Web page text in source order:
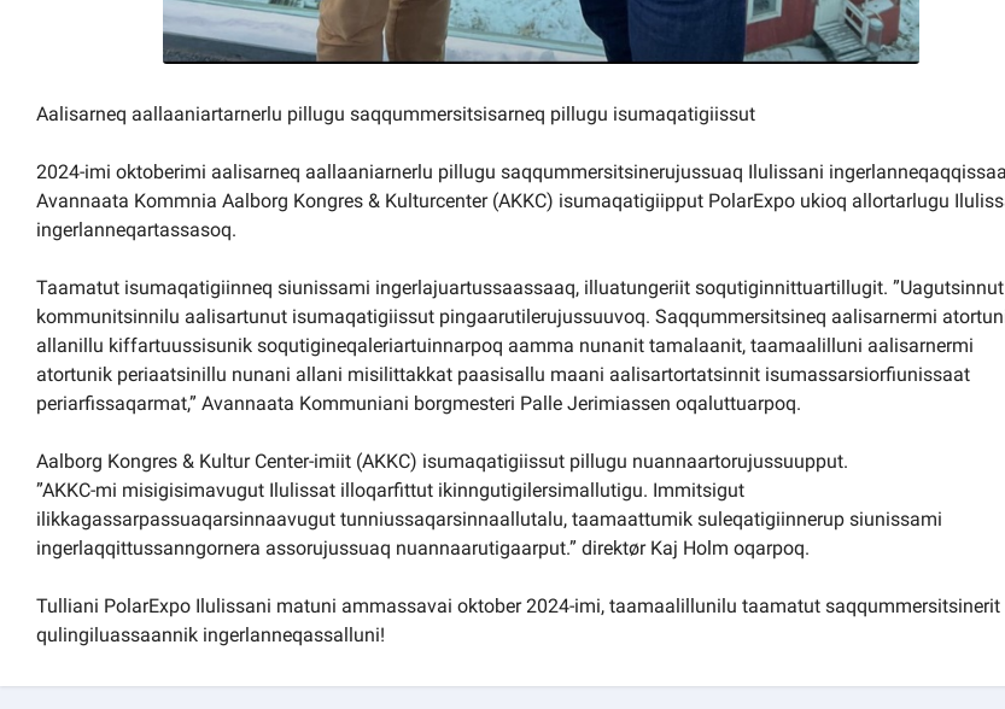
Aalisarneq aallaaniartarnerlu pillugu saqqummersitsisarneq pillugu isumaqatigiissut
2024-imi oktoberimi aalisarneq aallaaniarnerlu pillugu saqqummersitsinerujussuaq Ilulissani
Avannaata Kommnia Aalborg Kongres & Kulturcenter (AKKC) isumaqatigiipput PolarExpo ukioq allortarlugu
ingerlanneqartassasoq.
Taamatut isumaqatigiinneq siunissami ingerlajuartussaassaaq, illuatungeriit soqutiginnittuartillugit. ”Uagutsinnut
kommunitsinnilu aalisartunut isumaqatigiissut pingaarutilerujussuuvoq. Saqqummersitsineq aalisarnermi
allanillu kiffartuussisunik soqutigineqaleriartuinnarpoq aamma nunanit tamalaanit, taamaalilluni aalisarnermi
atortunik periaatsinillu nunani allani misilittakkat paasisallu maani aalisartortatsinnit isumassarsiorfiunissaat
periarfissaqarmat,” Avannaata Kommuniani borgmesteri Palle Jerimiassen oqaluttuarpoq.
Aalborg Kongres & Kultur Center-imiit (AKKC) isumaqatigiissut pillugu nuannaartorujussuupput.
”AKKC-mi misigisimavugut Ilulissat illoqarfittut ikinngutigilersimallutigu. Immitsigut
ilikkagassarpassuaqarsinnaavugut tunniussaqarsinnaallutalu, taamaattumik suleqatigiinnerup siunissami
ingerlaqqittussanngornera assorujussuaq nuannaarutigaarput.” direktør Kaj Holm oqarpoq.
Tulliani PolarExpo Ilulissani matuni ammassavai oktober 2024-imi, taamaalillunilu taamatut saqqummersitsinerit
qulingiluassaannik ingerlanneqassalluni!